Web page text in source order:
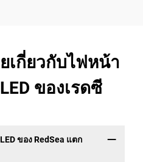
เกี่ยวกับไฟหน้า
ของเรดซี
ของ RedSea แตก